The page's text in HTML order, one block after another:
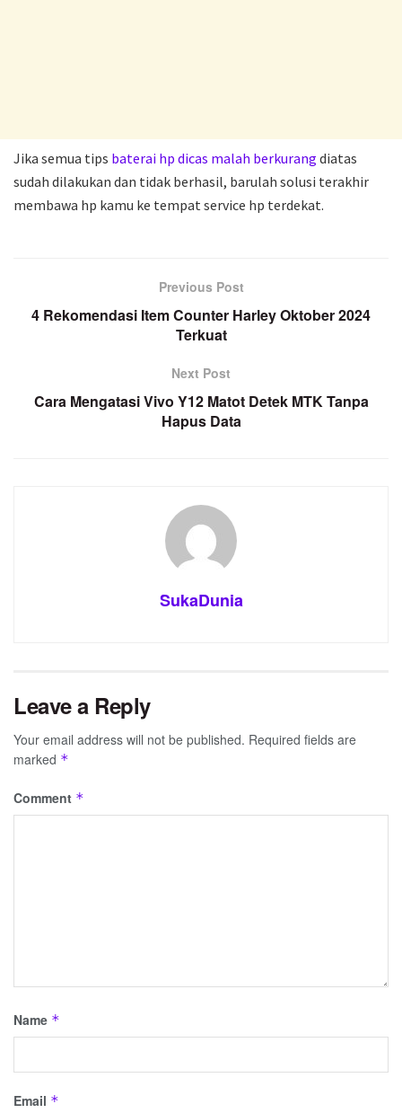
Jika semua tips baterai hp dicas malah berkurang diatas
sudah dilakukan dan tidak berhasil, barulah solusi terakhir
membawa hp kamu ke tempat service hp terdekat.
Previous Post
4 Rekomendasi Item Counter Harley Oktober 2024
Terkuat
Next Post
Cara Mengatasi Vivo Y12 Matot Detek MTK Tanpa
Hapus Data
SukaDunia
Leave a Reply
Your email address will not be published. Required fields are
marked *
Comment *
Name *
Email *